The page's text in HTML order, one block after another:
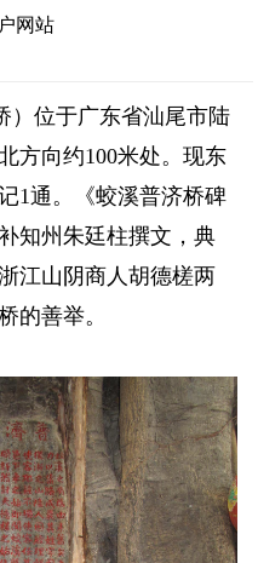
网站
位于广东省汕尾市陆
方向约100米处。现东
1通。《蛟溪普济桥碑
知州朱廷柱撰文，典
江山阴商人胡德槎两
的善举。